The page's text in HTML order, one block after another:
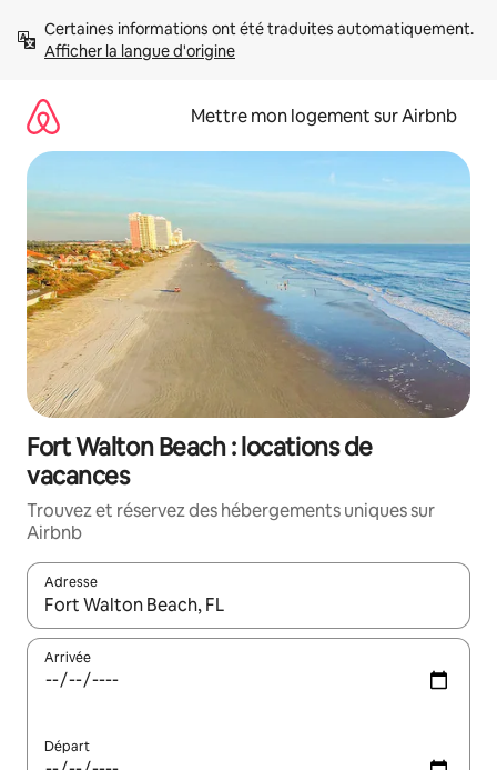
directement
Afficher la langue d'origine
Mettre mon logement sur Airbnb
Fort Walton Beach : locations de
vacances
Trouvez et réservez des hébergements uniques sur
Airbnb
Adresse
Lorsque les résultats s'affichent, utilisez les flèches vers le
Arrivée
Départ